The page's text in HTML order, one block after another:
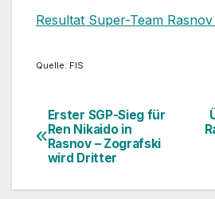
Resultat Super-Team
Quelle: FIS
Erster SGP-Sieg für
Ren Nikaido in
Rasnov – Zografski
wird Dritter